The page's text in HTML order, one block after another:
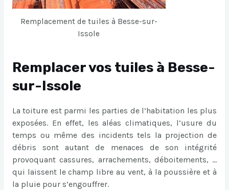
Remplacement de tuiles à Besse-sur-
Issole
Remplacer vos tuiles à Besse-
sur-Issole
La toiture est parmi les parties de l’habitation les plus
exposées. En effet, les aléas climatiques, l’usure du
temps ou même des incidents tels la projection de
débris sont autant de menaces de son intégrité
provoquant cassures, arrachements, déboitements, …
qui laissent le champ libre au vent, à la poussière et à
la pluie pour s’engouffrer.